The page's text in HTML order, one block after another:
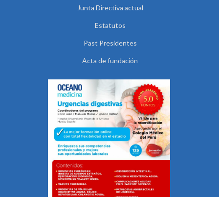
Junta Directiva actual
Estatutos
Past Presidentes
Acta de fundación